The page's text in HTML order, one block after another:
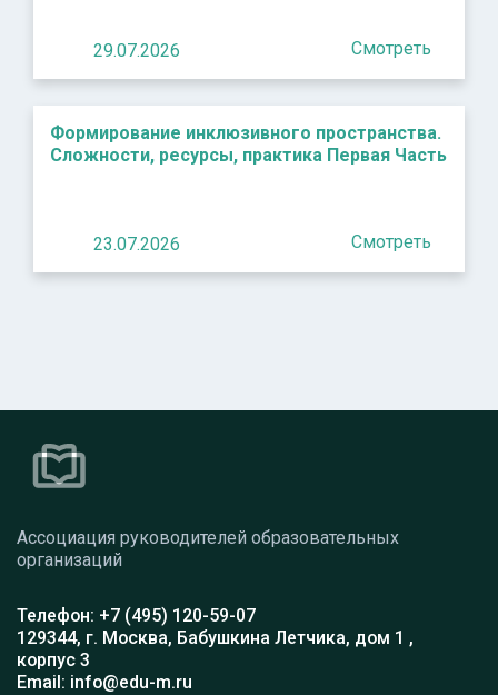
29.07.2026 Смотреть
Формирование инклюзивного пространства.
Сложности, ресурсы, практика Первая Часть
23.07.2026 Смотреть
Ассоциация руководителей образовательных
организаций
Телефон: +7 (495) 120-59-07
129344, г. Москва, Бабушкина Летчика, дом 1 ,
корпус 3
Email: info@edu-m.ru